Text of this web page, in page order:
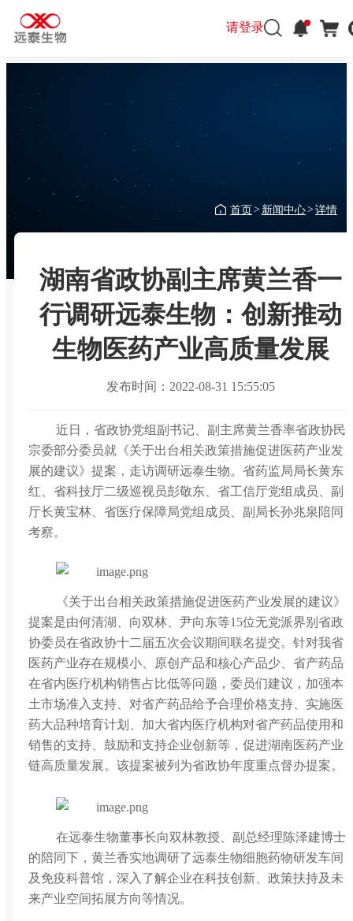
请登录
首页> 新闻中心>详情
湖南省政协副主席黄兰香一
行调研远泰生物：创新推动
生物医药产业高质量发展
发布时间：2022-08-31 15:55:05
近日，省政协党组副书记、副主席黄兰香率省政协民
宗委部分委员就《关于出台相关政策措施促进医药产业发
展的建议》提案，走访调研远泰生物。省药监局局长黄东
红、省科技厅二级巡视员彭敬东、省工信厅党组成员、副
厅长黄宝林、省医疗保障局党组成员、副局长孙兆泉陪同
考察。
《关于出台相关政策措施促进医药产业发展的建议》
提案是由何清湖、向双林、尹向东等15位无党派界别省政
协委员在省政协十二届五次会议期间联名提交。针对我省
医药产业存在规模小、原创产品和核心产品少、省产药品
在省内医疗机构销售占比低等问题，委员们建议，加强本
土市场准入支持、对省产药品给予合理价格支持、实施医
药大品种培育计划、加大省内医疗机构对省产药品使用和
销售的支持、鼓励和支持企业创新等，促进湖南医药产业
链高质量发展。 该提案被列为省政协年度重点督办提案。
在远泰生物董事长向双林教授、副总经理陈泽建博士
的陪同下，黄兰香实地调研了远泰生物细胞药物研发车间
及免疫科普馆，深入了解企业在科技创新、政策扶持及未
来产业空间拓展方向等情况。